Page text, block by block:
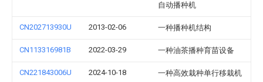
自动播种机
CN202713930U 2013-02-06 一种播种机结构
CN113316981B 2022-03-29 一种油茶播种育苗设备
CN221843006U 2024-10-18 一种高效栽种单行移栽机